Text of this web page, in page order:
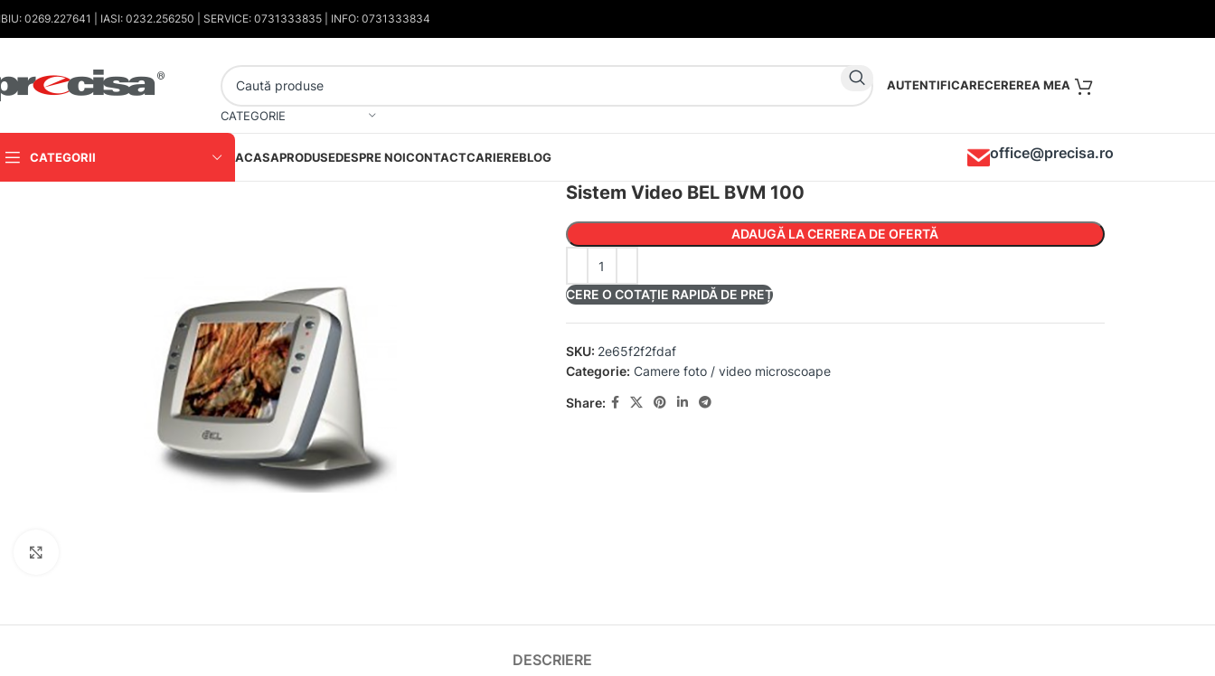
0269.227641 | IASI: 0232.256250 | SERVICE: 0731333835 | INFO: 0731333834
CATEGORIE
AUTENTIFICARE
CATEGORII ACASAPRODUSEDESPRE NOICONTACTCARIEREBLOG office@precisa.ro
Sistem Video BEL BVM 100
ADAUGĂ LA CEREREA DE OFERTĂ
CERE O COTAȚIE RAPIDĂ DE PREȚ
SKU: 2e65f2f2fdaf
Categorie: Camere foto / video microscoape
Share:
DESCRIERE